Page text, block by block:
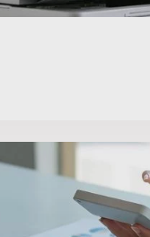
Rechnung